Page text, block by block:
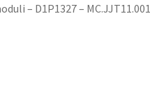
– D1P1327 – MC.JJT11.001